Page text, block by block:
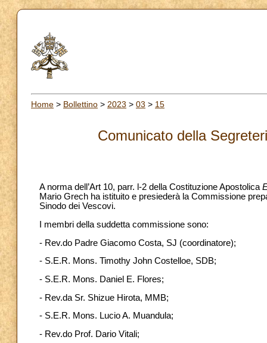
Home > Bollettino > 2023 > 03 > 15
Comunicato della
A norma dell’Art 10, parr. l-2 della Costituzione Apostolica
Mario Grech ha istituito e presiederà la Commissione
Sinodo dei Vescovi.
I membri della suddetta commissione sono:
- Rev.do Padre Giacomo Costa, SJ (coordinatore);
- S.E.R. Mons. Timothy John Costelloe, SDB;
- S.E.R. Mons. Daniel E. Flores;
- Rev.da Sr. Shizue Hirota, MMB;
- S.E.R. Mons. Lucio A. Muandula;
- Rev.do Prof. Dario Vitali;